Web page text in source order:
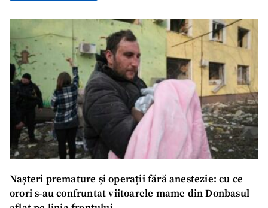
Nașteri premature și operații fără anestezie: cu ce
orori s-au confruntat viitoarele mame din Donbasul